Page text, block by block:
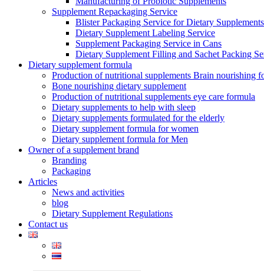
Supplement Repackaging Service
Blister Packaging Service for Dietary Supplements​
Dietary Supplement Labeling Service
Supplement Packaging Service in Cans
Dietary Supplement Filling and Sachet Packing
Dietary supplement formula
Production of nutritional supplements Brain nourishing
Bone nourishing dietary supplement
Production of nutritional supplements eye care formula
Dietary supplements to help with sleep
Dietary supplements formulated for the elderly
Dietary supplement formula for women
Dietary supplement formula for Men
Owner of a supplement brand
Branding
Packaging
Articles
News and activities
blog
Dietary Supplement Regulations
Contact us